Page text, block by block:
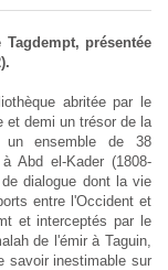
présentée
abritée par le
et demi un trésor de la
un ensemble de 38
Abd el-Kader (1808-
dialogue dont la vie
entre l'Occident et
et interceptés par le
de l'émir à Taguin,
savoir inestimable sur